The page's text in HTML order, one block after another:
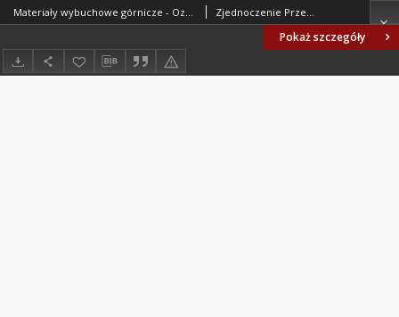
Pokaż szczegóły
Materiały wybuchowe górnicze - Oznaczanie ogólnej zawartości składników nierozpuszczalnych w benzenie lub chloroformie i w wodzie BN-67/6091-24 Zjednoczenie Przemysłu Organicznego i Tworzyw Sztucznych "Erg". Oprac.